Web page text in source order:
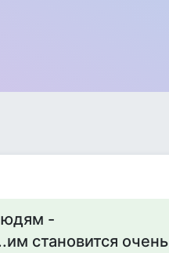
-
становится очень